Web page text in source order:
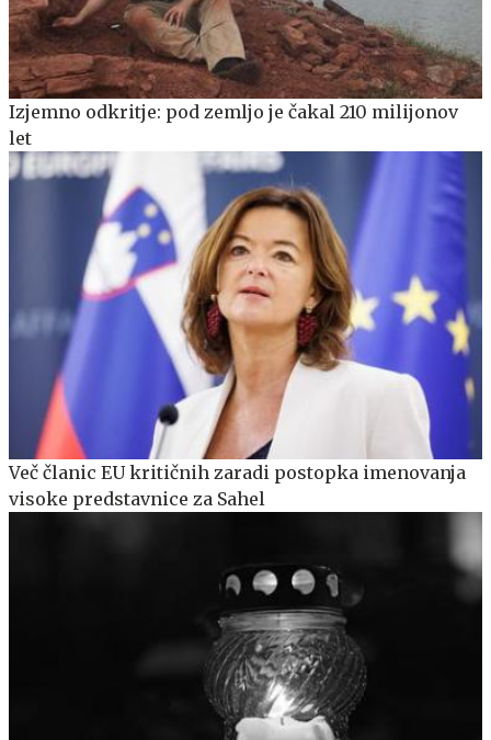
Izjemno odkritje: pod zemljo je čakal 210 milijonov
let
Več članic EU kritičnih zaradi postopka imenovanja
visoke predstavnice za Sahel